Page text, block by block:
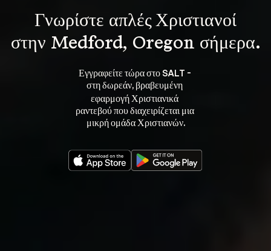
Γνωρίστε απλές Χριστιανοί
στην Medford, Oregon σήμερα.
Εγγραφείτε τώρα στο SALT -
στη δωρεάν, βραβευμένη
εφαρμογή Χριστιανικά
ραντεβού που διαχειρίζεται μια
μικρή ομάδα Χριστιανών.